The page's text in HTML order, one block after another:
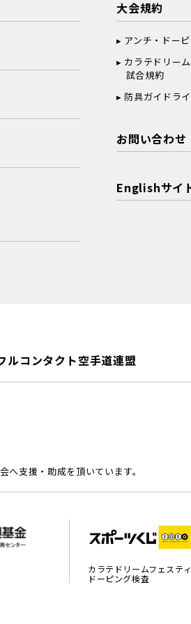
大会規約
アンチ・ドー
カラテドリー
試合規約
防具ガイドラ
お問い合わせ
Englishサイ
ルコンタクト空手道連盟
へ支援・助成を頂いています。
カラテドリームフェステ
ドーピング検査